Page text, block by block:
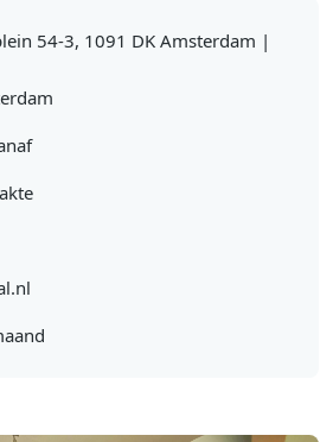
54-3, 1091 DK Amsterdam |